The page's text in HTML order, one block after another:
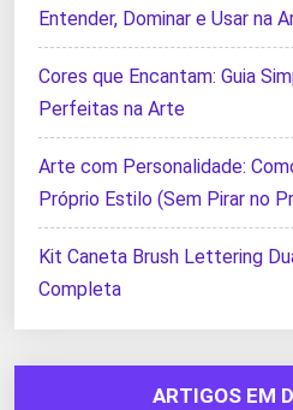
Entender, Dominar e Usar na
Cores que Encantam: Guia
Perfeitas na Arte
Arte com Personalidade:
Próprio Estilo (Sem Pirar no
Kit Caneta Brush Lettering
Completa
ARTIGOS EM